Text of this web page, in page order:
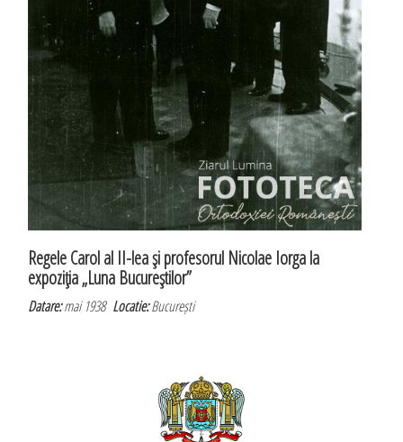
Regele Carol al II-lea şi profesorul Nicolae Iorga la
expoziţia „Luna Bucureştilor”
Datare:mai 1938Locatie:București